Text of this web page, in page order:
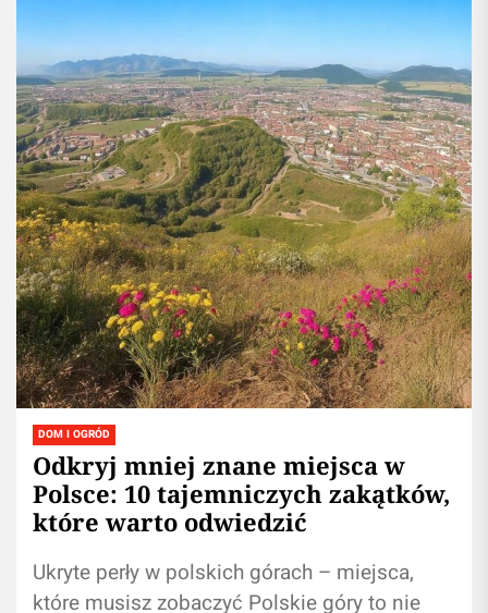
DOM I OGRÓD
Odkryj mniej znane miejsca w
Polsce: 10 tajemniczych zakątków,
które warto odwiedzić
Ukryte perły w polskich górach – miejsca,
które musisz zobaczyć Polskie góry to nie